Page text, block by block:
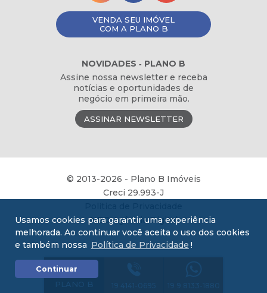
COMPRE
COM A
PLANO B
19 4141-0695 19 9 8133-1880
VENDA SEU IMÓVEL
COM A PLANO B
NOVIDADES ‐ PLANO B
Assine nossa newsletter e receba
notícias e oportunidades de
negócio em primeira mão.
ASSINAR NEWSLETTER
© 2013-2026 - Plano B Imóveis
Creci 29.993-J
NEO Agência Digital
Usamos cookies para garantir uma experiência
melhorada. Ao continuar você aceita o uso dos cookies
e também nossa Política de Privacidade !
Continuar